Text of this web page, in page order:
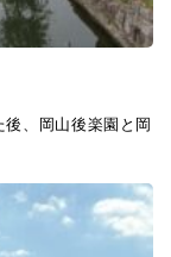
、岡山後楽園と岡